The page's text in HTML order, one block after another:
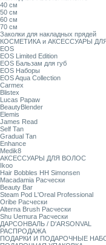
40 см
50 см
60 см
70 см
Заколки для накладных прядей
КОСМЕТИКА и АКСЕССУАРЫ
EOS
EOS Limited Edition
EOS Бальзам для губ
EOS Наборы
EOS Aqua Collection
Carmex
Blistex
Lucas Papaw
BeautyBlender
Elemis
James Read
Self Tan
Gradual Tan
Enhance
Medik8
АКСЕССУАРЫ ДЛЯ ВОЛОС
Ikoo
Hair Bobbles HH Simonsen
Macadamia Расчески
Beauty Bar
Steam Pod L'Oreal Professional
Oribe Расчески
Alterna Brush Расчески
Shu Uemura Расчески
ДАРСОНВАЛЬ / D'ARSONVAL
РАСПРОДАЖА
ПОДАРКИ И ПОДАРОЧНЫЕ